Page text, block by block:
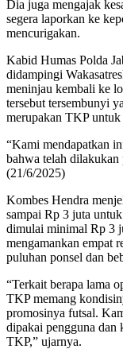
Dia juga mengajak
segera laporkan ke
mencurigakan.
Kabid Humas Polda
didampingi
meninjau kembali ke
tersebut tersembunyi
merupakan TKP
“Kami mendapatkan
bahwa telah dilakukan
(21/6/2025)
Kombes Hendra
sampai Rp 3 juta
dimulai minimal Rp 3
mengamankan empat
puluhan ponsel dan
“Terkait berapa lama
TKP memang
promosinya futsal.
dipakai pengguna dan
TKP,” ujarnya.